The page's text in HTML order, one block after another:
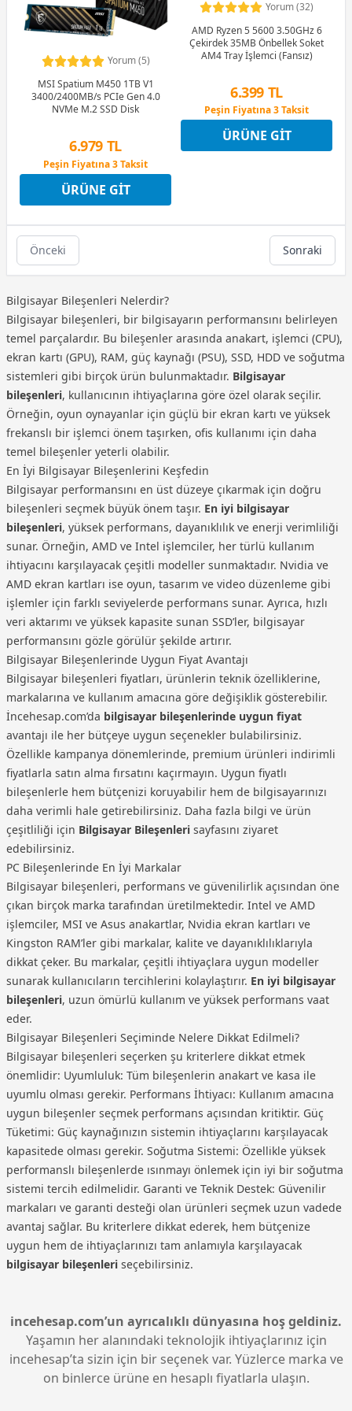
Yorum (5)
MSI Spatium M450 1TB V1
3400/2400MB/s PCIe Gen 4.0
NVMe M.2 SSD Disk
6.979 TL
Peşin Fiyatına 3 Taksit
12 Ay x 821 TL taksitle
Peşin Fiyatına 3 Taksit
ÜRÜNE GIT
Yorum (32)
AMD Ryzen 5 5600 3.50GHz 6
Çekirdek 35MB Önbellek Soket
AM4 Tray İşlemci (Fansız)
6.399 TL
Peşin Fiyatına 3 Taksit
12 Ay x 753 TL taksitle
Peşin Fiyatına 3 Taksit
ÜRÜNE GIT
Önceki Sonraki
Bilgisayar Bileşenleri Nelerdir?
Bilgisayar bileşenleri, bir bilgisayarın performansını belirleyen
temel parçalardır. Bu bileşenler arasında anakart, işlemci (CPU),
ekran kartı (GPU), RAM, güç kaynağı (PSU), SSD, HDD ve soğutma
sistemleri gibi birçok ürün bulunmaktadır. Bilgisayar
bileşenleri, kullanıcının ihtiyaçlarına göre özel olarak seçilir.
Örneğin, oyun oynayanlar için güçlü bir ekran kartı ve yüksek
frekanslı bir işlemci önem taşırken, ofis kullanımı için daha
temel bileşenler yeterli olabilir.
En İyi Bilgisayar Bileşenlerini Keşfedin
Bilgisayar performansını en üst düzeye çıkarmak için doğru
bileşenleri seçmek büyük önem taşır. En iyi bilgisayar
bileşenleri, yüksek performans, dayanıklılık ve enerji verimliliği
sunar. Örneğin, AMD ve Intel işlemciler, her türlü kullanım
ihtiyacını karşılayacak çeşitli modeller sunmaktadır. Nvidia ve
AMD ekran kartları ise oyun, tasarım ve video düzenleme gibi
işlemler için farklı seviyelerde performans sunar. Ayrıca, hızlı
veri aktarımı ve yüksek kapasite sunan SSD’ler, bilgisayar
performansını gözle görülür şekilde artırır.
Bilgisayar Bileşenlerinde Uygun Fiyat Avantajı
Bilgisayar bileşenleri fiyatları, ürünlerin teknik özelliklerine,
markalarına ve kullanım amacına göre değişiklik gösterebilir.
İncehesap.com’da bilgisayar bileşenlerinde uygun fiyat
avantajı ile her bütçeye uygun seçenekler bulabilirsiniz.
Özellikle kampanya dönemlerinde, premium ürünleri indirimli
fiyatlarla satın alma fırsatını kaçırmayın. Uygun fiyatlı
bileşenlerle hem bütçenizi koruyabilir hem de bilgisayarınızı
daha verimli hale getirebilirsiniz. Daha fazla bilgi ve ürün
çeşitliliği için Bilgisayar Bileşenleri sayfasını ziyaret
edebilirsiniz.
PC Bileşenlerinde En İyi Markalar
Bilgisayar bileşenleri, performans ve güvenilirlik açısından öne
çıkan birçok marka tarafından üretilmektedir. Intel ve AMD
işlemciler, MSI ve Asus anakartlar, Nvidia ekran kartları ve
Kingston RAM’ler gibi markalar, kalite ve dayanıklılıklarıyla
dikkat çeker. Bu markalar, çeşitli ihtiyaçlara uygun modeller
sunarak kullanıcıların tercihlerini kolaylaştırır. En iyi bilgisayar
bileşenleri, uzun ömürlü kullanım ve yüksek performans vaat
eder.
Bilgisayar Bileşenleri Seçiminde Nelere Dikkat Edilmeli?
Bilgisayar bileşenleri seçerken şu kriterlere dikkat etmek
önemlidir: Uyumluluk: Tüm bileşenlerin anakart ve kasa ile
uyumlu olması gerekir. Performans İhtiyacı: Kullanım amacına
uygun bileşenler seçmek performans açısından kritiktir. Güç
Tüketimi: Güç kaynağınızın sistemin ihtiyaçlarını karşılayacak
kapasitede olması gerekir. Soğutma Sistemi: Özellikle yüksek
performanslı bileşenlerde ısınmayı önlemek için iyi bir soğutma
sistemi tercih edilmelidir. Garanti ve Teknik Destek: Güvenilir
markaları ve garanti desteği olan ürünleri seçmek uzun vadede
avantaj sağlar. Bu kriterlere dikkat ederek, hem bütçenize
uygun hem de ihtiyaçlarınızı tam anlamıyla karşılayacak
bilgisayar bileşenleri seçebilirsiniz.
incehesap.com’un ayrıcalıklı dünyasına hoş geldiniz.
Yaşamın her alanındaki teknolojik ihtiyaçlarınız için
incehesap’ta sizin için bir seçenek var. Yüzlerce marka ve
on binlerce ürüne en hesaplı fiyatlarla ulaşın.